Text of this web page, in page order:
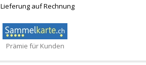
Lieferung auf Rechnung
Prämie für Kunden